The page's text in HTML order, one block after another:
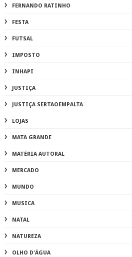
FERNANDO RATINHO
FESTA
FUTSAL
IMPOSTO
INHAPI
JUSTIÇA
JUSTIÇA SERTAOEMPALTA
LOJAS
MATA GRANDE
MATÉRIA AUTORAL
MERCADO
MUNDO
MUSICA
NATAL
NATUREZA
OLHO D'ÁGUA